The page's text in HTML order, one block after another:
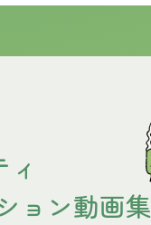
ョン動画集